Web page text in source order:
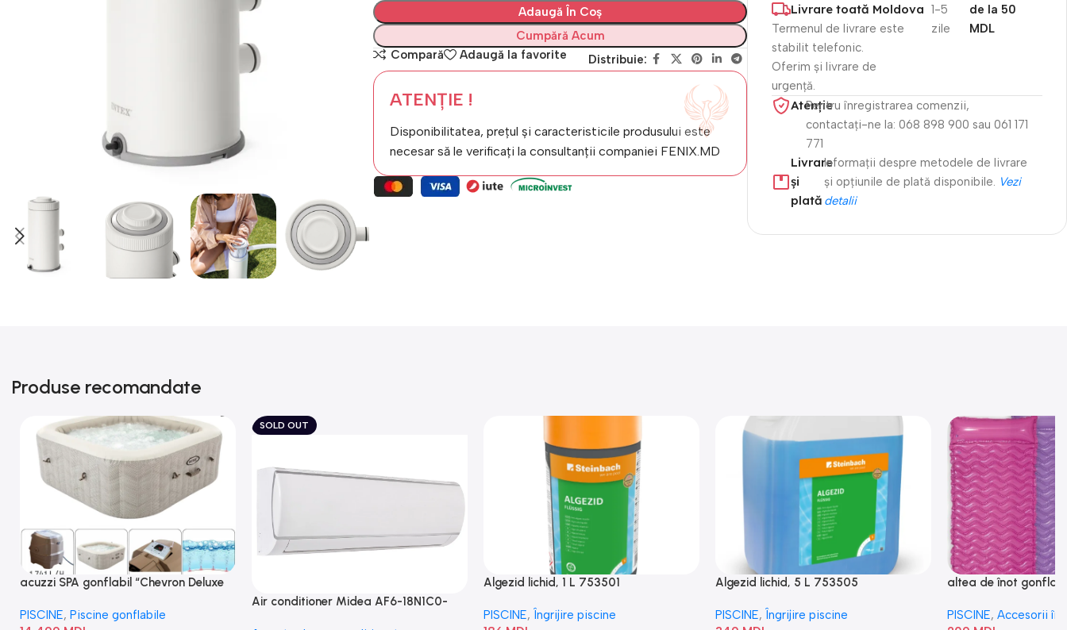
Adaugă În Coș
Cumpără Acum
Compară
Adaugă la favorite Distribuie:
ATENȚIE !
Disponibilitatea, prețul și caracteristicile produsului este
necesar să le verificați la consultanții companiei FENIX.MD
Livrare toată Moldova
Termenul de livrare este
stabilit telefonic.
Oferim și livrare de
urgență.
1-5
zile
de la 50
MDL
Atenție​
Pentru înregistrarea comenzii,
contactați-ne la: 068 898 900 sau 061 171
771
Livrare
și
plată
Informații despre metodele de livrare
și opțiunile de plată disponibile.
Vezi
detalii
Produse recomandate
acuzzi SPA gonflabil “Chevron Deluxe
PISCINE, Piscine gonflabile
SOLD OUT
Air conditioner Midea AF6-18N1C0-
Algezid lichid, 1 L 753501
PISCINE, Îngrijire piscine
Algezid lichid, 5 L 753505
PISCINE, Îngrijire piscine
altea de înot
PISCINE, Accesorii